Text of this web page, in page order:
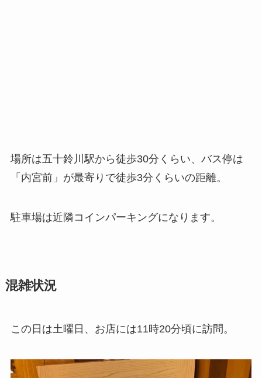
場所は五十鈴川駅から徒歩30分くらい、バス停は
「内宮前」が最寄りで徒歩3分くらいの距離。
駐車場は近隣コインパーキングになります。
混雑状況
この日は土曜日、お店には11時20分頃に訪問。